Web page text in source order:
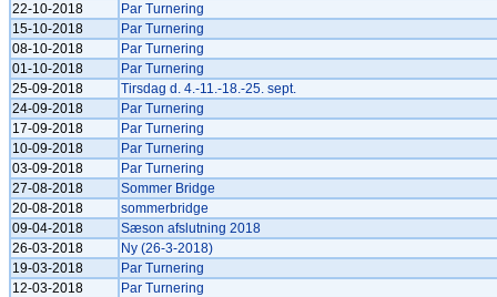
22-10-2018
Par Turnering
15-10-2018
Par Turnering
08-10-2018
Par Turnering
01-10-2018
Par Turnering
25-09-2018
Tirsdag d. 4.-11.-18.-25. sept.
24-09-2018
Par Turnering
17-09-2018
Par Turnering
10-09-2018
Par Turnering
03-09-2018
Par Turnering
27-08-2018
Sommer Bridge
20-08-2018
sommerbridge
09-04-2018
Sæson afslutning 2018
26-03-2018
Ny (26-3-2018)
19-03-2018
Par Turnering
12-03-2018
Par Turnering